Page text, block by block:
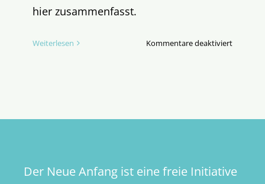
hier zusammenfasst.
Weiterlesen Kommentare deaktiviertfür
Der Neue Anfang ist eine freie Initiative